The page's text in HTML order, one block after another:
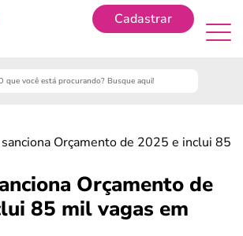
Cadastrar
Orçamento de 2025 e inclui 85
Orçamento de
85 mil vagas em